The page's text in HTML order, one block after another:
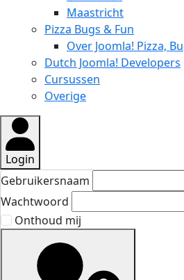
Maastricht
Pizza Bugs & Fun
Over Joomla! Pizza,
Dutch Joomla! Developers
Cursussen
Overige
Login
Gebruikersnaam
Wachtwoord
Onthoud mij